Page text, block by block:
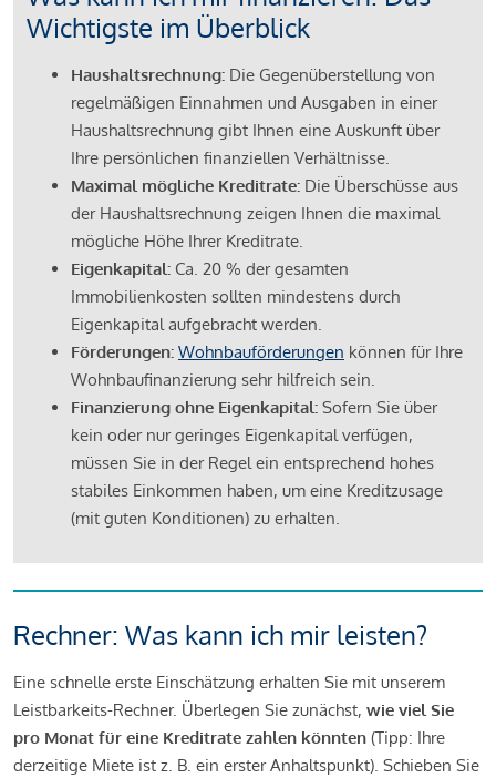
Wichtigste im Überblick
Haushaltsrechnung: Die Gegenüberstellung von
regelmäßigen Einnahmen und Ausgaben in einer
Haushaltsrechnung gibt Ihnen eine Auskunft über
Ihre persönlichen finanziellen Verhältnisse.
Maximal mögliche Kreditrate: Die Überschüsse aus
der Haushaltsrechnung zeigen Ihnen die maximal
mögliche Höhe Ihrer Kreditrate.
Eigenkapital: Ca. 20 % der gesamten
Immobilienkosten sollten mindestens durch
Eigenkapital aufgebracht werden.
Förderungen: Wohnbauförderungen können für Ihre
Wohnbaufinanzierung sehr hilfreich sein.
Finanzierung ohne Eigenkapital: Sofern Sie über
kein oder nur geringes Eigenkapital verfügen,
müssen Sie in der Regel ein entsprechend hohes
stabiles Einkommen haben, um eine Kreditzusage
(mit guten Konditionen) zu erhalten.
Rechner: Was kann ich mir leisten?
Eine schnelle erste Einschätzung erhalten Sie mit unserem
Leistbarkeits-Rechner. Überlegen Sie zunächst, wie viel Sie
pro Monat für eine Kreditrate zahlen könnten (Tipp: Ihre
derzeitige Miete ist z. B. ein erster Anhaltspunkt). Schieben Sie